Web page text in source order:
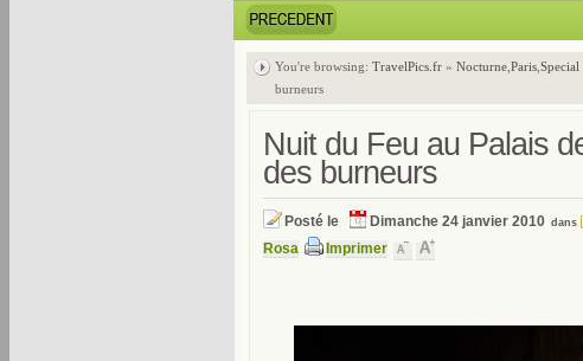
You're browsing: TravelPics.fr » Nocturne Paris Special
burneurs
Nuit du Feu au Palais
des burneurs
Posté le Dimanche 24 janvier 2010 dans
Rosa
Imprimer